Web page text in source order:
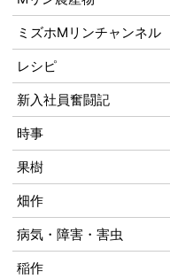
ミズホMリンチャンネル
レシピ
新入社員奮闘記
時事
果樹
畑作
病気・障害・害虫
稲作